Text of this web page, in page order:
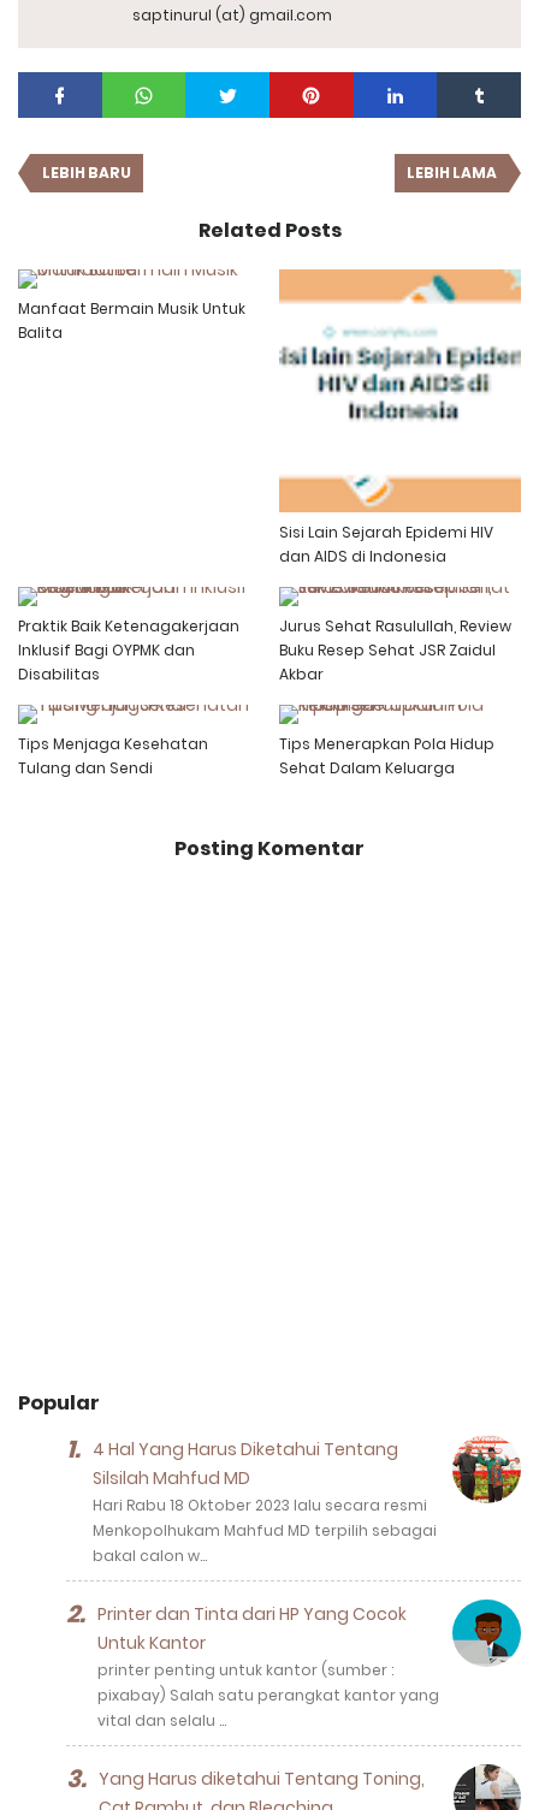
saptinurul (at) gmail.com
LEBIH BARU LEBIH LAMA
Related Posts
Manfaat Bermain Musik Untuk
Balita
Sisi Lain Sejarah Epidemi HIV
dan AIDS di Indonesia
Praktik Baik Ketenagakerjaan
Inklusif Bagi OYPMK dan
Disabilitas
Jurus Sehat Rasulullah, Review
Buku Resep Sehat JSR Zaidul
Akbar
Tips Menjaga Kesehatan
Tulang dan Sendi
Tips Menerapkan Pola Hidup
Sehat Dalam Keluarga
Posting Komentar
Popular
4 Hal Yang Harus Diketahui Tentang
Silsilah Mahfud MD
Hari Rabu 18 Oktober 2023 lalu secara resmi
Menkopolhukam Mahfud MD terpilih sebagai
bakal calon w…
Printer dan Tinta dari HP Yang Cocok
Untuk Kantor
printer penting untuk kantor (sumber :
pixabay) Salah satu perangkat kantor yang
vital dan selalu …
Yang Harus diketahui Tentang Toning,